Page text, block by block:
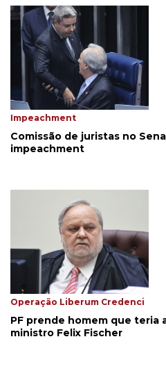
Impeachment
Comissão de juristas no
impeachment
Operação Liberum Credenci
PF prende homem que teria
ministro Felix Fischer